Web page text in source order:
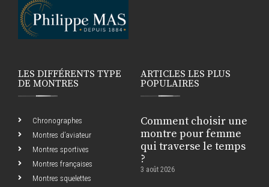
LES DIFFÉRENTS TYPE
DE MONTRES
Chronographes
Montres d’aviateur
Montres sportives
Montres françaises
Montres squelettes
ARTICLES LES PLUS
POPULAIRES
Comment choisir une
montre pour femme
qui traverse le temps
?
3 août 2026